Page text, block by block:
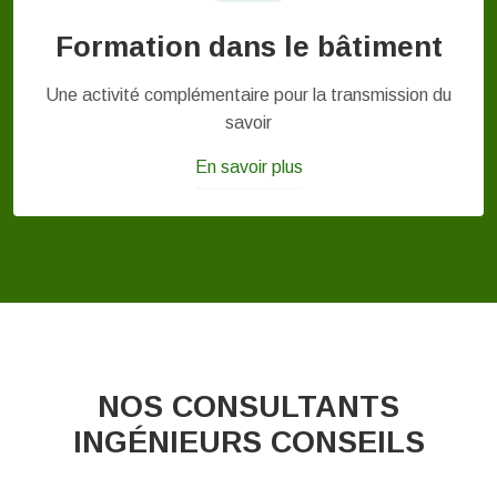
Formation dans le bâtiment
Une activité complémentaire pour la transmission du
savoir
En savoir plus
NOS CONSULTANTS
INGÉNIEURS CONSEILS